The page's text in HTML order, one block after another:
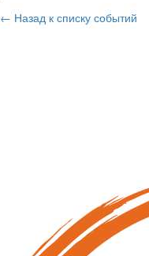
← Назад к списку событий